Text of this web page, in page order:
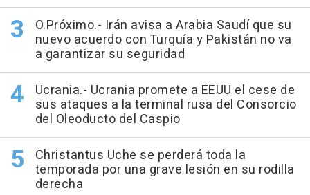
O.Próximo.- Irán avisa a Arabia Saudí que su
nuevo acuerdo con Turquía y Pakistán no va
a garantizar su seguridad
Ucrania.- Ucrania promete a EEUU el cese de
sus ataques a la terminal rusa del Consorcio
del Oleoducto del Caspio
Christantus Uche se perderá toda la
temporada por una grave lesión en su rodilla
derecha